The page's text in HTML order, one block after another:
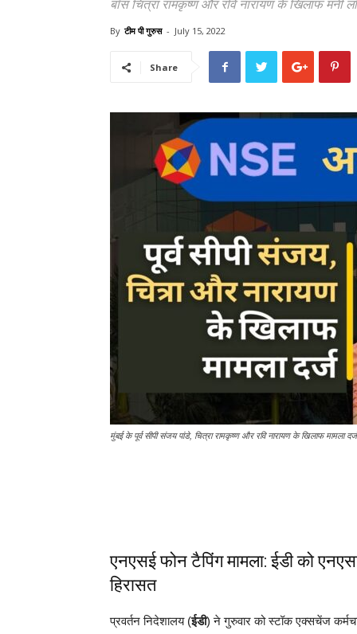
बॉस चित्रा रामकृष्ण और रवि नारायण के खिलाफ मनी
By टीम पी गुरुस - July 15, 2022
Share
मुंबई के पूर्व सीपी संजय पांडे, चित्रा रामकृष्ण और रवि नारायण के खिलाफ मामला दर्ज
एनएसई फोन टैपिंग मामला: ईडी को
हिरासत
प्रवर्तन निदेशालय (ईडी) ने गुरुवार को स्टॉक एक्सचेंज